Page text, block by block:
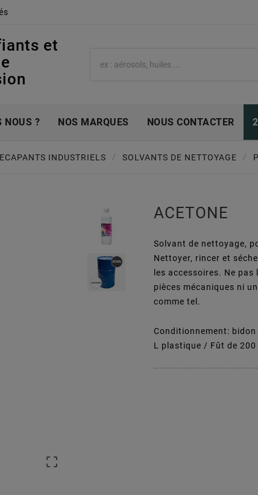
et
NOUS ? NOS MARQUES NOUS CONTACTER
INDUSTRIELS SOLVANTS DE NETTOYAGE

ACETONE
Solvant de nettoyage,
Nettoyer, rincer et
les accessoires. Ne
pièces mécaniques ni
comme tel.
Conditionnement:
L plastique / Fût de 200